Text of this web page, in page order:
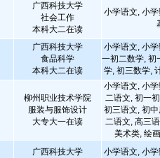
广西科技大学
社会工作
本科大二在读
小学语文, 小
广西科技大学
食品科学
本科大二在读
小学语文, 小
一初二数学, 初
学, 初三数学,
柳州职业技术学院
服装与服饰设计
大专大一在读
小学语文, 小
二语文, 初一
初三语文, 初
二语文, 高三
美术类, 绘
广西科技大学
小学语文, 小